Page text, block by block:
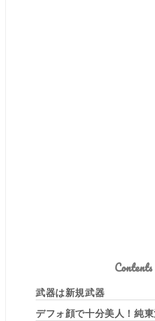
Contents
武器は新規武器
デフォ顔で十分美人！純